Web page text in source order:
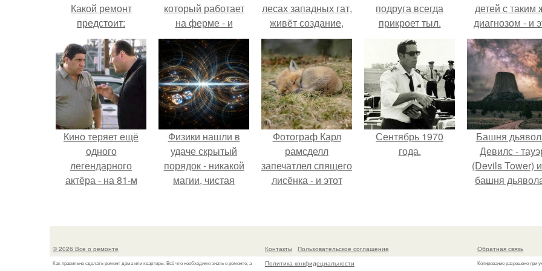
Какой ремонт
предстоит:
косметический или
капитальный
который работает
на ферме - и
вернулась домой с
подарком, который
точно не влезет в
дамскую сумочку.
лесах западных гат,
живёт создание,
которое почти никто
не видит.
подруга всегда
прикроет тыл.
детей с таким
диагнозом - и
трогает до
Кино теряет ещё
одного
легендарного
актёра - на 81-м
Физики нашли в
удаче скрытый
порядок - никакой
магии, чистая
Фотограф Карл
рамсделл
запечатлел спящего
лисёнка - и этот
самое суровое
Сентябрь 1970
года.
Башня
Девилс -
(Devils Tower)
башня
уровнем моря.
© 2026 Все о ремонте
Как правильно сделать ремонт дома или квартиры. Всё что необходимо знать о ремонте, а
Контакты
Пользовательское соглашение
Политика конфидециальности
Обратная связь
Копирование разрешено при